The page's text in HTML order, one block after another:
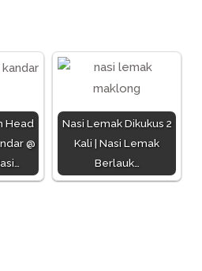
Head
@
Nasi Lemak Dikukus 2
Kali | Nasi Lemak
Berlauk…